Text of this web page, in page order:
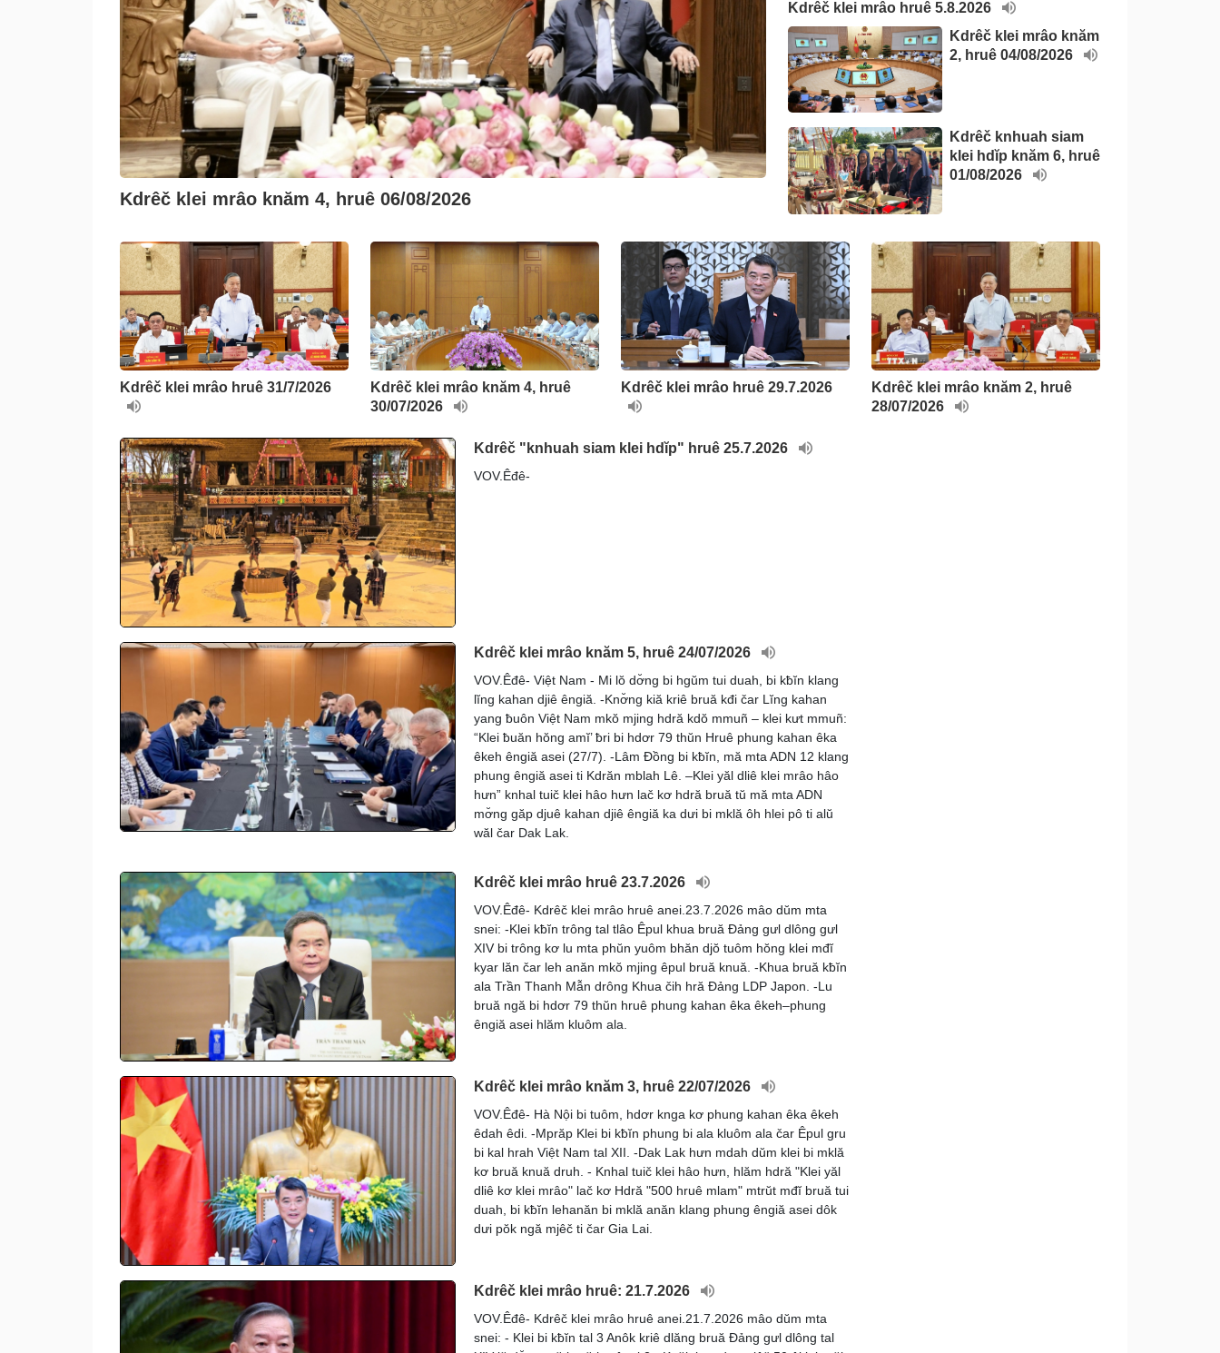
Kdrêč klei mrâo knăm 4, hruê 06/08/2026
Kdrêč klei mrâo hruê 5.8.2026
Kdrêč klei mrâo knăm
2, hruê 04/08/2026
Kdrêč knhuah siam
klei hdĭp knăm 6, hruê
01/08/2026
Kdrêč klei mrâo hruê 31/7/2026
Kdrêč klei mrâo knăm 4, hruê
30/07/2026
Kdrêč klei mrâo hruê 29.7.2026
Kdrêč klei mrâo knăm 2, hruê
28/07/2026
Kdrêč "knhuah siam klei hdĭp" hruê 25.7.2026
VOV.Êđê-
Kdrêč klei mrâo knăm 5, hruê 24/07/2026
VOV.Êđê- Việt Nam - Mi lŏ dơ̆ng bi hgŭm tui duah, bi kƀĭn klang
lĭng kahan djiê êngiă. -Knơ̆ng kiă kriê bruă kđi čar Lĭng kahan
yang ƀuôn Việt Nam mkŏ mjing hdră kdŏ mmuñ – klei kưt mmuñ:
“Klei ƀuăn hŏng amĭ’ ƀri bi hdơr 79 thŭn Hruê phung kahan êka
êkeh êngiă asei (27/7). -Lâm Đồng bi kƀĭn, mă mta ADN 12 klang
phung êngiă asei ti Kdrăn mblah Lê. –Klei yăl dliê klei mrâo hâo
hưn” knhal tuič klei hâo hưn lač kơ hdră bruă tŭ mă mta ADN
mơ̆ng găp djuê kahan djiê êngiă ka dưi bi mklă ôh hlei pô ti alŭ
wăl čar Dak Lak.
Kdrêč klei mrâo hruê 23.7.2026
VOV.Êđê- Kdrêč klei mrâo hruê anei.23.7.2026 mâo dŭm mta
snei: -Klei kƀĭn trông tal tlâo Êpul khua bruă Đảng gưl dlông gưl
XIV bi trông kơ lu mta phŭn yuôm bhăn djŏ tuôm hŏng klei mđĭ
kyar lăn čar leh anăn mkŏ mjing êpul bruă knuă. -Khua bruă kƀĭn
ala Trần Thanh Mẫn drông Khua čih hră Đảng LDP Japon. -Lu
bruă ngă bi hdơr 79 thŭn hruê phung kahan êka êkeh–phung
êngiă asei hlăm kluôm ala.
Kdrêč klei mrâo knăm 3, hruê 22/07/2026
VOV.Êđê- Hà Nội bi tuôm, hdơr knga kơ phung kahan êka êkeh
êdah êdi. -Mprăp Klei bi kƀĭn phung bi ala kluôm ala čar Êpul gru
bi kal hrah Việt Nam tal XII. -Dak Lak hưn mdah dŭm klei bi mklă
kơ bruă knuă druh. - Knhal tuič klei hâo hưn, hlăm hdră "Klei yăl
dliê kơ klei mrâo" lač kơ Hdră "500 hruê mlam" mtrŭt mđĭ bruă tui
duah, bi kƀĭn lehanăn bi mklă anăn klang phung êngiă asei dôk
dưi pŏk ngă mjêč ti čar Gia Lai.
Kdrêč klei mrâo hruê: 21.7.2026
VOV.Êđê- Kdrêč klei mrâo hruê anei.21.7.2026 mâo dŭm mta
snei: - Klei bi kƀĭn tal 3 Anôk kriê dlăng bruă Đảng gưl dlông tal